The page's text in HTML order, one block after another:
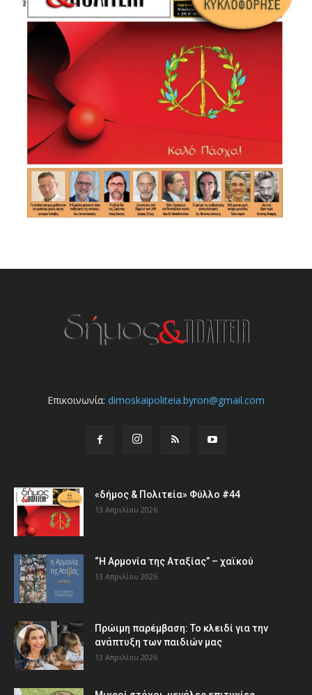
Επικοινωνία: dimoskaipoliteia.byron@gmail.com
«δήμος & Πολιτεία» Φύλλο #44
13 Απριλίου 2026
“Η Αρμονία της Αταξίας” – χαϊκού
13 Απριλίου 2026
Πρώιμη παρέμβαση: Το κλειδί για την
ανάπτυξη των παιδιών µας
13 Απριλίου 2026